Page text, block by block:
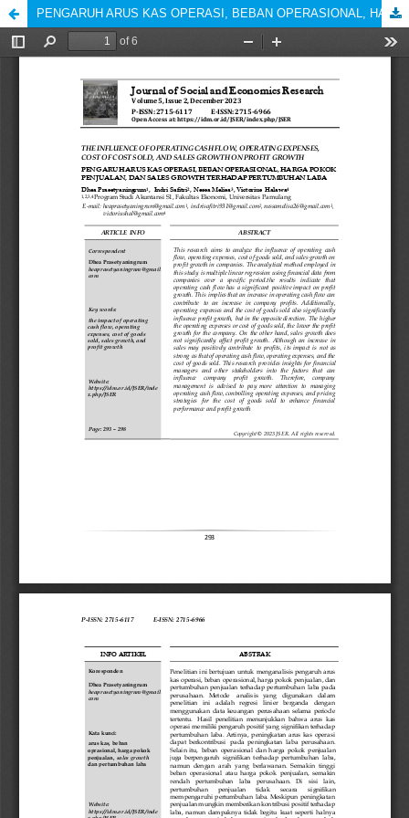
PENGARUH ARUS KAS OPERASI, BEBAN OPERASIONAL, HARGA POKOK PENJUALAN, DAN SALES GROWTH TERHADAP PERTUMBUHAN LABA